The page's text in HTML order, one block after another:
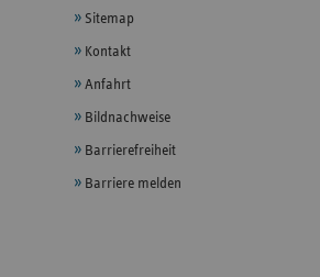
Sitemap
Kontakt
Anfahrt
Bildnachweise
Barrierefreiheit
Barriere melden